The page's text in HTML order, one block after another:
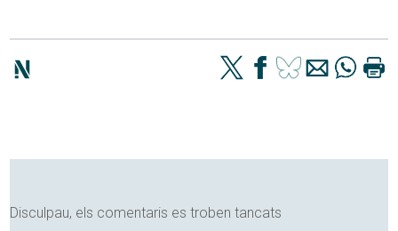
Disculpau, els comentaris es troben tancats